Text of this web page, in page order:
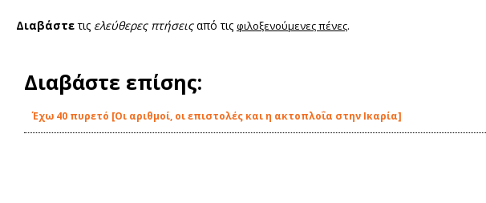
Διαβάστετις ελεύθερες πτήσειςαπό τις φιλοξενούμενες πένες.
Διαβάστε επίσης:
Έχω 40 πυρετό [Οι αριθμοί, οι επιστολές και η ακτοπλοΐα στην Ικαρία]